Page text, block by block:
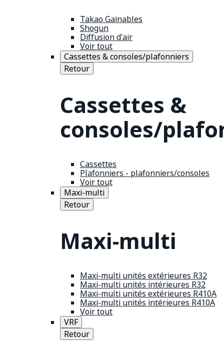
Takao Gainables
Shogun
Diffusion d'air
Voir tout
Cassettes & consoles/plafonniers
Retour
Cassettes &
consoles/
Cassettes
Plafonniers - plafonniers/consoles
Voir tout
Maxi-multi
Retour
Maxi-multi
Maxi-multi unités extérieures R32
Maxi-multi unités intérieures R32
Maxi-multi unités extérieures R410A
Maxi-multi unités intérieures R410A
Voir tout
VRF
Retour